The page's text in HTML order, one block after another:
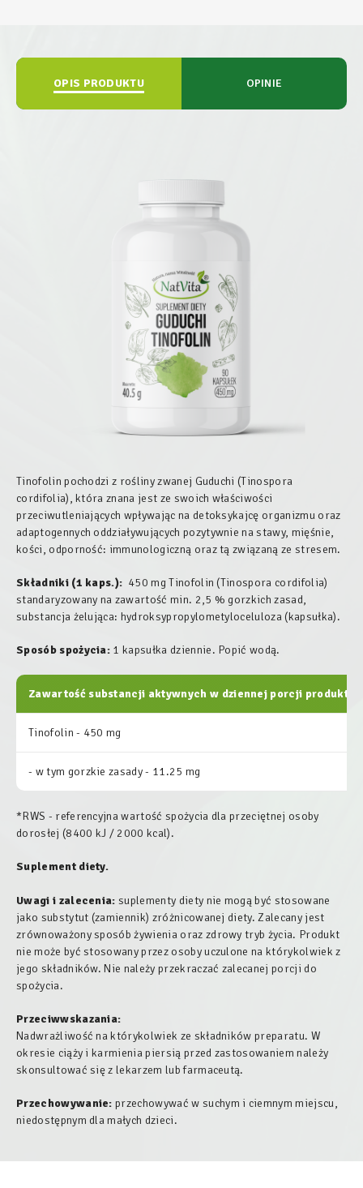
OPIS PRODUKTU OPINIE
Tinofolin pochodzi z rośliny zwanej Guduchi (Tinospora
cordifolia), która znana jest ze swoich właściwości
przeciwutleniających wpływając na detoksykajcę organizmu oraz
adaptogennych oddziaływujących pozytywnie na stawy, mięśnie,
kości, odporność: immunologiczną oraz tą związaną ze stresem.
Składniki (1 kaps.): 450 mg Tinofolin (Tinospora cordifolia)
standaryzowany na zawartość min. 2,5 % gorzkich zasad,
substancja żelująca: hydroksypropylometyloceluloza (kapsułka).
Sposób spożycia: 1 kapsułka dziennie. Popić wodą.
Zawartość substancji aktywnych w dziennej porcji produktu:
Tinofolin - 450 mg
- w tym gorzkie zasady - 11.25 mg
*RWS - referencyjna wartość spożycia dla przeciętnej osoby
dorosłej (8400 kJ / 2000 kcal).
Suplement diety.
Uwagi i zalecenia: suplementy diety nie mogą być stosowane
jako substytut (zamiennik) zróżnicowanej diety. Zalecany jest
zrównoważony sposób żywienia oraz zdrowy tryb życia. Produkt
nie może być stosowany przez osoby uczulone na którykolwiek z
jego składników. Nie należy przekraczać zalecanej porcji do
spożycia.
Przeciwwskazania:
Nadwrażliwość na którykolwiek ze składników preparatu. W
okresie ciąży i karmienia piersią przed zastosowaniem należy
skonsultować się z lekarzem lub farmaceutą.
Przechowywanie: przechowywać w suchym i ciemnym miejscu,
niedostępnym dla małych dzieci.